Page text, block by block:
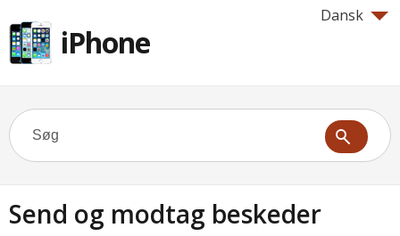
Dansk
iPhone
Send og modtag beskeder